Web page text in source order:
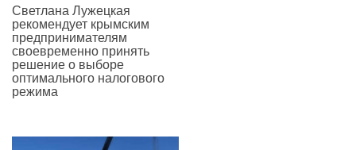
Светлана Лужецкая
рекомендует крымским
предпринимателям
своевременно принять
решение о выборе
оптимального налогового
режима